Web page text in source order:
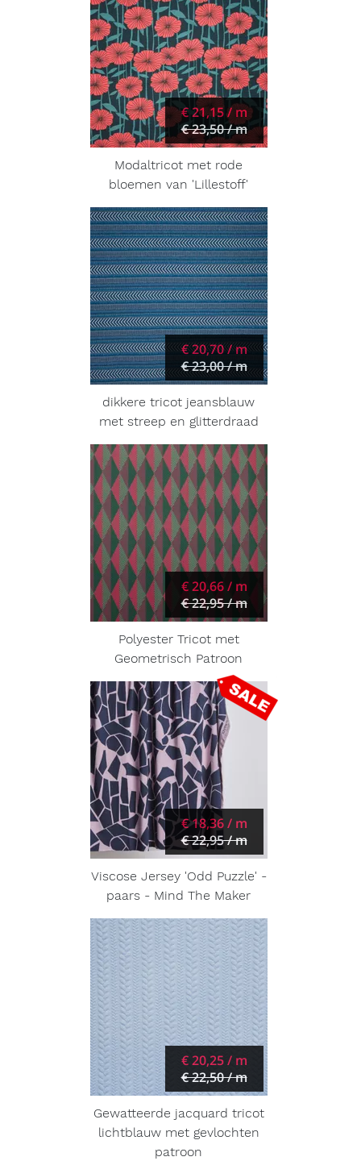
€ 21,15 / m
€ 23,50 / m
Modaltricot met rode
bloemen van 'Lillestoff'
€ 20,70 / m
€ 23,00 / m
dikkere tricot jeansblauw
met streep en glitterdraad
€ 20,66 / m
€ 22,95 / m
Polyester Tricot met
Geometrisch Patroon
€ 18,36 / m
€ 22,95 / m
Viscose Jersey 'Odd Puzzle' -
paars - Mind The Maker
€ 20,25 / m
€ 22,50 / m
Gewatteerde jacquard tricot
lichtblauw met gevlochten
patroon